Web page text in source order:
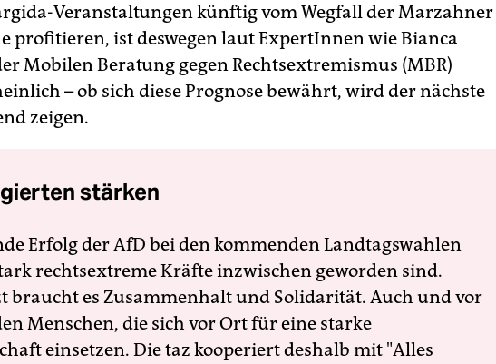
Veranstaltungen künftig vom Wegfall der Marzahner
profitieren, ist deswegen laut ExpertInnen wie Bianca
Mobilen Beratung gegen Rechtsextremismus (MBR)
– ob sich diese Prognose bewährt, wird der nächste
zeigen.
stärken
Erfolg der AfD bei den kommenden Landtagswahlen
rechtsextreme Kräfte inzwischen geworden sind.
braucht es Zusammenhalt und Solidarität. Auch und vor
Menschen, die sich vor Ort für eine starke
einsetzen. Die taz kooperiert deshalb mit "Alles